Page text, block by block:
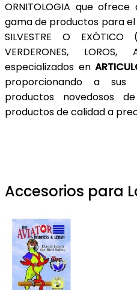
ORNITOLOGIA que
gama de productos para el
SILVESTRE O EXÓTICO
VERDERONES, LOROS,
especializados en
proporcionando a sus
productos novedosos
productos de calidad a
Accesorios para